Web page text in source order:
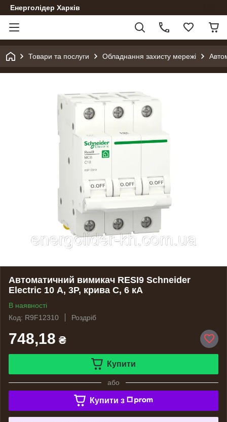
Енерголідер Харків
Товари та послуги Обладнання захисту мережі
Автоматичний вимикач RESI9 Schneider
Electric 10 А, 3P, крива С, 6 кА
В наявності
Код: R9F12310
Роздріб
748,18 ₴
Купити
або
Купити з